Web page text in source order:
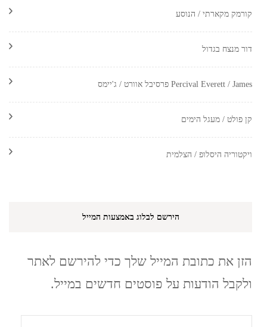
קורמק מקארתי / הנוסע
דור מנצח בגדול
Percival Everett / James פרסיבל אוורט / ג'יימס
קן פולט / מעגל הימים
ויקטוריה היסלופ / הצלמית
הירשם לבלוג באמצעות המייל
הזן את כתובת המייל שלך כדי להירשם לאתר
ולקבל הודעות על פוסטים חדשים במייל.